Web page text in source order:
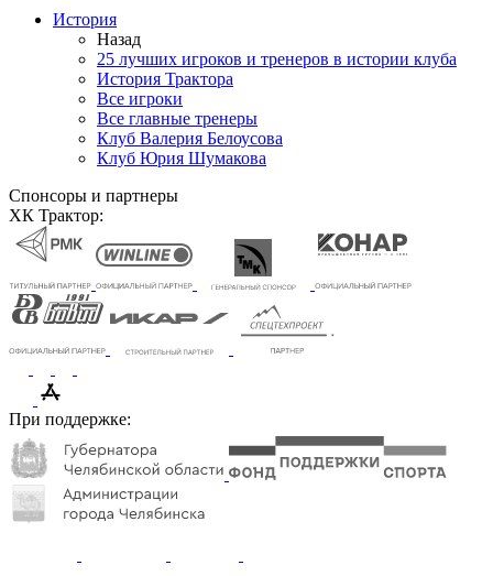
История
Назад
25 лучших игроков и тренеров в истории клуба
История Трактора
Все игроки
Все главные тренеры
Клуб Валерия Белоусова
Клуб Юрия Шумакова
Спонсоры и партнеры
ХК Трактор:
При поддержке: